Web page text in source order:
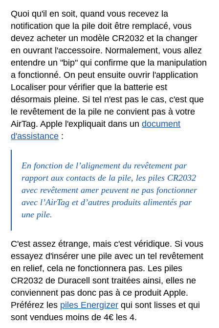
Quoi qu'il en soit, quand vous recevez la
notification que la pile doit être remplacé, vous
devez acheter un modèle CR2032 et la changer
en ouvrant l'accessoire. Normalement, vous allez
entendre un "bip" qui confirme que la manipulation
a fonctionné. On peut ensuite ouvrir l'application
Localiser pour vérifier que la batterie est
désormais pleine. Si tel n'est pas le cas, c'est que
le revêtement de la pile ne convient pas à votre
AirTag. Apple l'expliquait dans undocument
d'assistance :
En fonction de l’alignement du revêtement par
rapport aux contacts de la pile, les piles CR2032
avec revêtement amer peuvent ne pas fonctionner
avec l’AirTag et d’autres produits alimentés par
une pile.
C'est assez étrange, mais c'est véridique. Si vous
essayez d'insérer une pile avec un tel revêtement
en relief, cela ne fonctionnera pas. Les piles
CR2032 de Duracell sont traitées ainsi, elles ne
conviennent pas donc pas à ce produit Apple.
Préférez les piles Energizer qui sont lisses et qui
sont vendues moins de 4€ les 4.